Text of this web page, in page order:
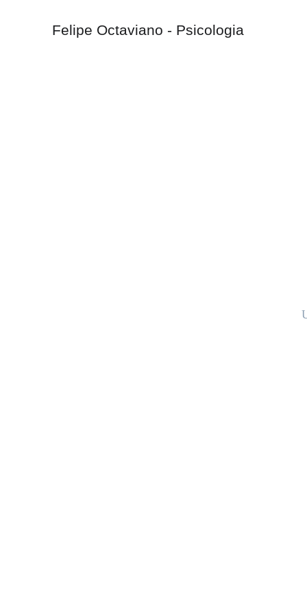
Felipe Octaviano - Psicologia